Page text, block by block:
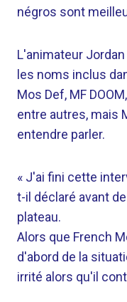
négros sont
L'animateur
les noms inclus
Mos Def, MF
entre autres, mais
entendre parler.
« J'ai fini cette
t-il déclaré avant
plateau.
Alors que French
d'abord de la
irrité alors qu'il